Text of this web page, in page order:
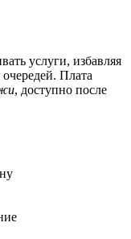
услуги, избавляя
Плата
, доступно после